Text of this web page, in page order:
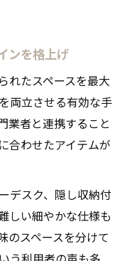
ンを格上げ
れたスペースを最大
両立させる有効な手
業者と連携すること
合わせたアイテムが
デスク、隠し収納付
しい細やかな仕様も
のスペースを分けて